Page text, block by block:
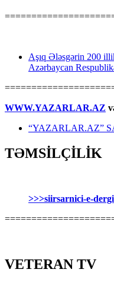
Aşıq Ələsgərin 200
Azərbaycan
WWW.YAZARLAR.AZ
“YAZARLAR.AZ”
TƏMSİLÇİLİK
>>>siirsarnici-e-dergi
VETERAN TV